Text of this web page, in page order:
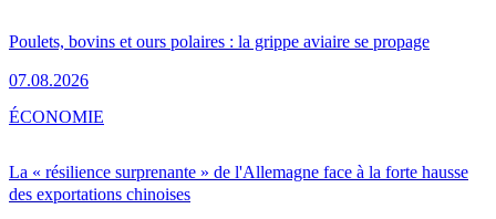
Poulets, bovins et ours polaires : la grippe aviaire se propage
07.08.2026
La « résilience surprenante » de l'Allemagne face à la forte hausse
des exportations chinoises
ÉCONOMIE